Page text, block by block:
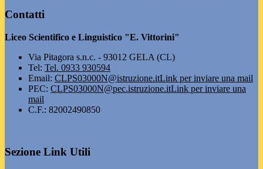
Contatti
Liceo Scientifico e Linguistico "E. Vittorini"
Via Pitagora s.n.c. - 93012 GELA (CL)
Tel: Tel. 0933 930594
Email: CLPS03000N@istruzione.itLink per inviare una mail
PEC: CLPS03000N@pec.istruzione.itLink per inviare una
mail
C.F.: 82002490850
Sezione Link Utili